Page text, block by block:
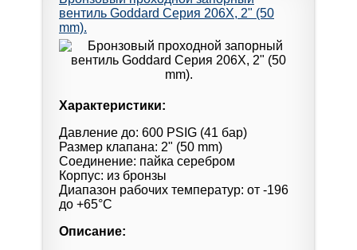
вентиль Goddard Серия 206X, 2" (50
mm).
Характеристики:
Давление до: 600 PSIG (41 бар)
Размер клапана: 2" (50 mm)
Соединение: пайка серебром
Корпус: из бронзы
Диапазон рабочих температур: от -196
до +65°С
Описание: